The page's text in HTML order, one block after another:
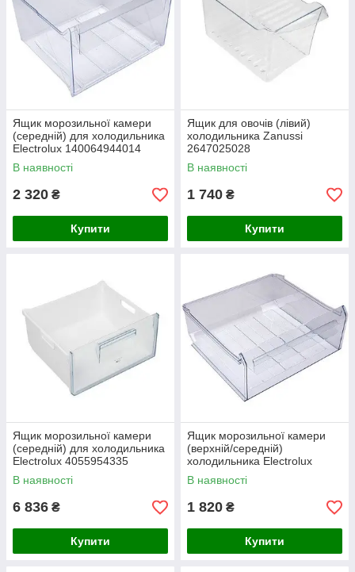
Ящик морозильної камери
(середній) для холодильника
Electrolux 140064944014
В наявності
2 320 ₴
Купити
Ящик для овочів (лівий)
холодильника Zanussi
2647025028
В наявності
1 740 ₴
Купити
Ящик морозильної камери
(середній) для холодильника
Electrolux 4055954335
440x405x225mm
В наявності
6 836 ₴
Купити
Ящик морозильної камери
(верхній/середній)
холодильника Electrolux
2247137173
В наявності
1 820 ₴
Купити